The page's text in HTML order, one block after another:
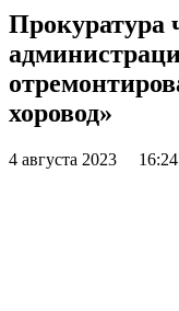
Прокуратура
хоровод»
4 августа 2023 16:24